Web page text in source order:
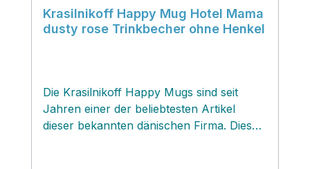
Krasilnikoff Happy Mug Hotel Mama
dusty rose Trinkbecher ohne Henkel
Die Krasilnikoff Happy Mugs sind seit
Jahren einer der beliebtesten Artikel
dieser bekannten dänischen Firma. Diese